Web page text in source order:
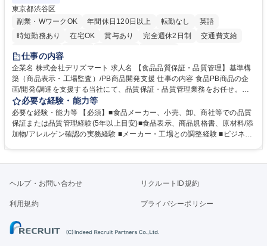
東京都渋谷区
副業・WワークOK
年間休日120日以上 転勤なし
英語
時短勤務あり
在宅OK 賞与あり 完全週休2日制
交通費支給
駅近5分以内
仕事の内容
企業名 株式会社デリズマート 求人名 【食品品質保証・品質管理】基準構
築（商品表示・工場監査）/PB商品開発支援 仕事の内容 食品PB商品の企
画/開発/調達を支援する当社にて、品質保証・品質管理業務をお任せ。商
品規格書、食品表示、原材料/添加物/アレルゲン確認を中心に国内外メー
カー・工場の品質基準整備から発売後対応まで担います。 【詳細】 ■商品
規格書、一括表示、栄養成分、原材料・添加物・アレルゲンの確認 ■メー
カーへの修正指示・承認管理 ■国内外工場の監査、製造立会い、改善指導
企業への品質報告・問い合わせ対応 ■商品開発、物流、営業との連携 ※業
理】基準構築（商品表示・工場監査）/PB商品開発支援
必要な経験・能力等
必要な経験・能力等 【必須】■食品メーカー、小売、卸、商社等での品質
保証または品質管理経験(5年以上目安)■食品表示、商品規格書、原材料/添
加物/アレルゲン確認の実務経験 ■メーカー・工場との調整経験 ■ビジネス
ヘルプ・お問い合わせ リクルートID規約
利用規約 プライバシーポリシー